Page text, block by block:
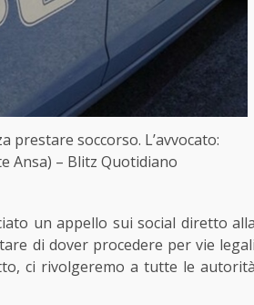
prestare soccorso. L’avvocato:
Ansa) – Blitz Quotidiano
un appello sui social diretto
di dover procedere per vie
ci rivolgeremo a tutte le